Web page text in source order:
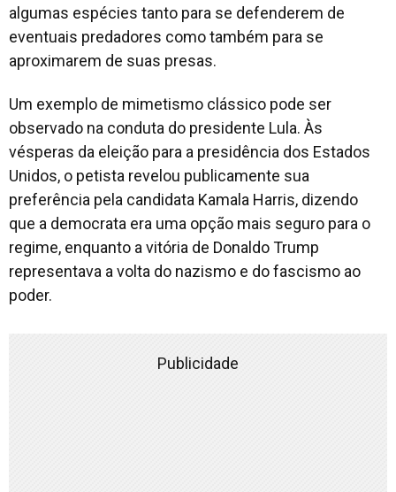
algumas espécies tanto para se defenderem de
eventuais predadores como também para se
aproximarem de suas presas.
Um exemplo de mimetismo clássico pode ser
observado na conduta do presidente Lula. Às
vésperas da eleição para a presidência dos Estados
Unidos, o petista revelou publicamente sua
preferência pela candidata Kamala Harris, dizendo
que a democrata era uma opção mais seguro para o
regime, enquanto a vitória de Donaldo Trump
representava a volta do nazismo e do fascismo ao
poder.
Publicidade